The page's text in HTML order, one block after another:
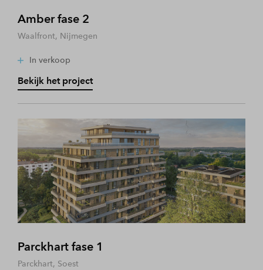
Amber fase 2
Waalfront, Nijmegen
In verkoop
Bekijk het project
Parckhart fase 1
Parckhart, Soest